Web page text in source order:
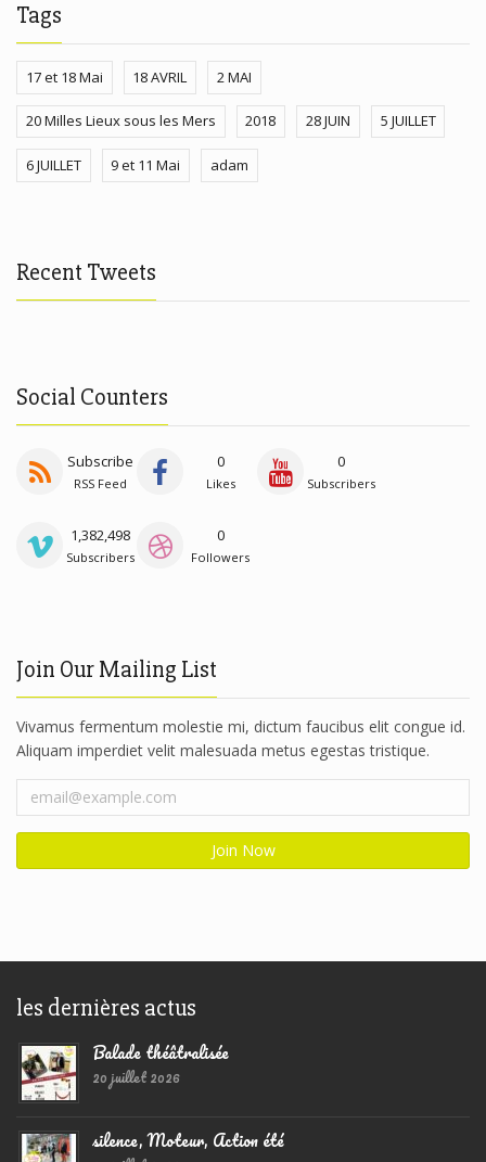
Tags
17 et 18 Mai 18 AVRIL 2 MAI
20 Milles Lieux sous les Mers 2018 28 JUIN 5 JUILLET
6 JUILLET 9 et 11 Mai adam
Recent Tweets
Social Counters
Subscribe
RSS Feed
0
Likes
0
Subscribers
1,382,498
Subscribers
0
Followers
Join Our Mailing List
Vivamus fermentum molestie mi, dictum faucibus elit congue id.
Aliquam imperdiet velit malesuada metus egestas tristique.
les dernières actus
Balade théâtralisée
20 juillet 2026
silence, Moteur, Action été